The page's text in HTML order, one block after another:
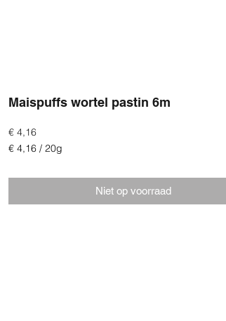
Maispuffs wortel pastin 6m
€ 4,16Prijs
€ 4,16 / 20g
per
Gram
Niet op voorraad